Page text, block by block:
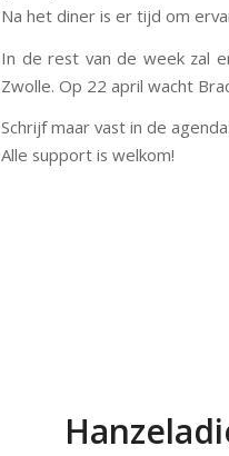
Na het diner is er tijd om
In de rest van de week zal
Zwolle. Op 22 april wacht
Schrijf maar vast in de
Alle support is welkom!